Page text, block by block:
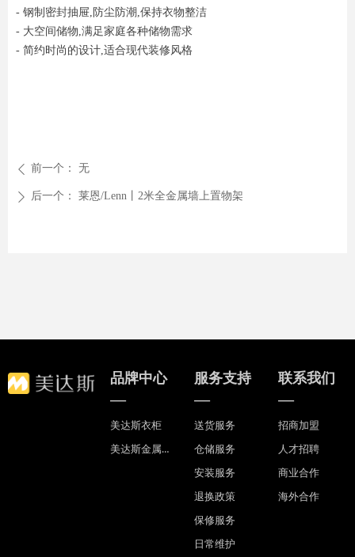
- 钢制密封抽屉,防尘防潮,保持衣物整洁
- 大空间储物,满足家庭各种储物需求
- 简约时尚的设计,适合现代装修风格
ꄴ 前一个： 无
ꄲ 后一个： 莱恩/Lenn丨2米全金属墙上置物架
品牌中心
—
美达斯衣柜
美达斯金属衣帽间
服务支持
—
送货服务
仓储服务
安装服务
退换政策
保修服务
日常维护
联系我们
—
招商加盟
人才招聘
商业合作
海外合作